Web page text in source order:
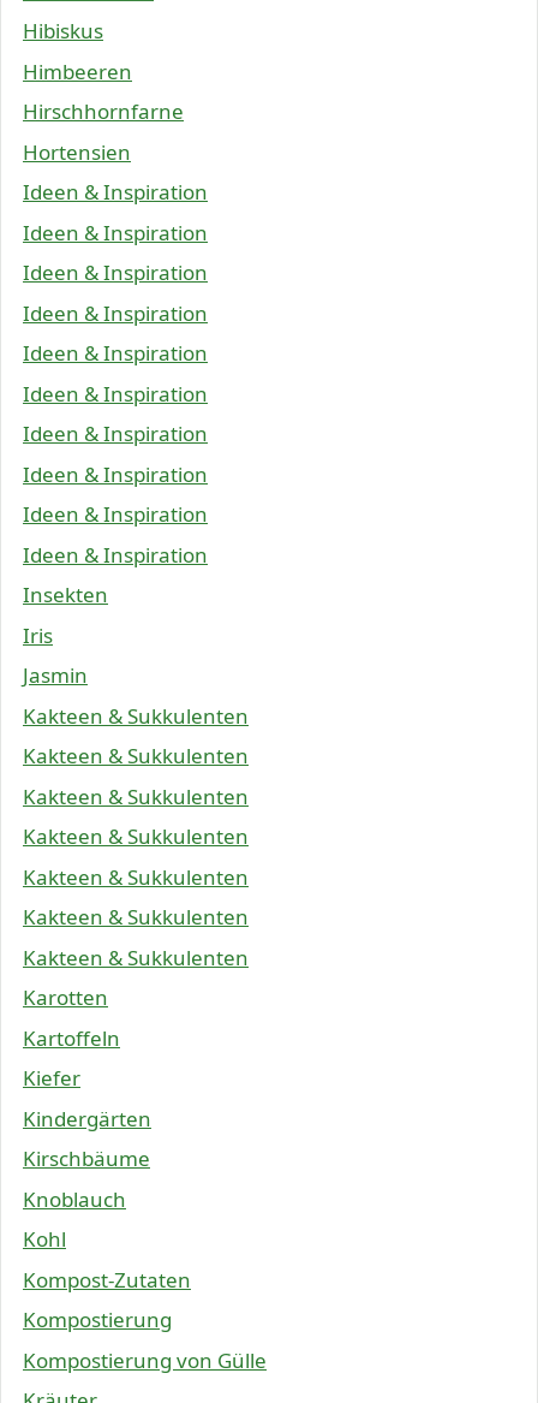
Hibiskus
Himbeeren
Hirschhornfarne
Hortensien
Ideen & Inspiration
Ideen & Inspiration
Ideen & Inspiration
Ideen & Inspiration
Ideen & Inspiration
Ideen & Inspiration
Ideen & Inspiration
Ideen & Inspiration
Ideen & Inspiration
Ideen & Inspiration
Insekten
Iris
Jasmin
Kakteen & Sukkulenten
Kakteen & Sukkulenten
Kakteen & Sukkulenten
Kakteen & Sukkulenten
Kakteen & Sukkulenten
Kakteen & Sukkulenten
Kakteen & Sukkulenten
Karotten
Kartoffeln
Kiefer
Kindergärten
Kirschbäume
Knoblauch
Kohl
Kompost-Zutaten
Kompostierung
Kompostierung von Gülle